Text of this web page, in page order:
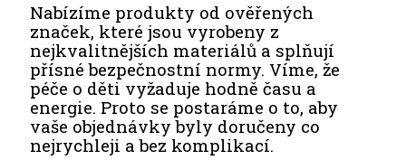
Nabízíme produkty od ověřených
značek, které jsou vyrobeny z
nejkvalitnějších materiálů a splňují
přísné bezpečnostní normy. Víme, že
péče o děti vyžaduje hodně času a
energie. Proto se postaráme o to, aby
vaše objednávky byly doručeny co
nejrychleji a bez komplikací.